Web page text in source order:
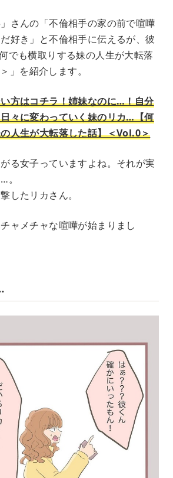
さんの「不倫相手の家の前で喧嘩
好き」と不倫相手に伝えるが、彼
でも横取りする妹の人生が大転落
」を紹介します。
方はコチラ！姉妹なのに…！自分
々に変わっていく妹のリカ…【何
人生が大転落した話】＜Vol.0＞
る女子っていますよね。それが実
。
したリカさん。
ャメチャな喧嘩が始まりまし